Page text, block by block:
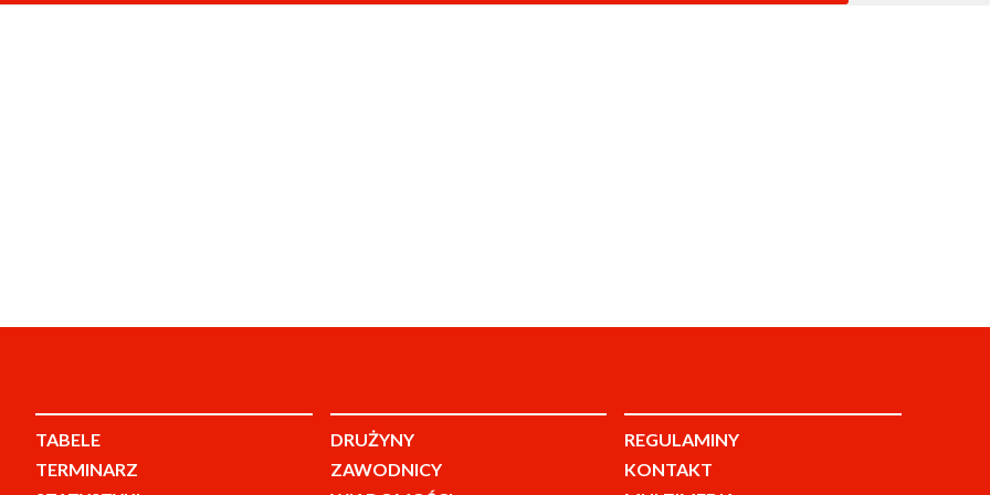
TABELE
TERMINARZ
DRUŻYNY
ZAWODNICY
REGULAMINY
KONTAKT